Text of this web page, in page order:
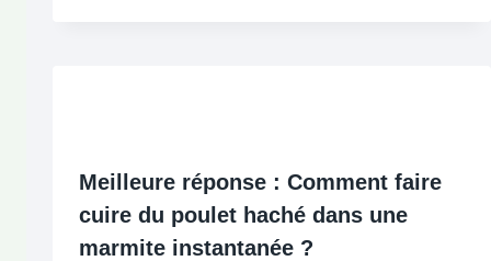
Meilleure réponse : Comment faire
cuire du poulet haché dans une
marmite instantanée ?